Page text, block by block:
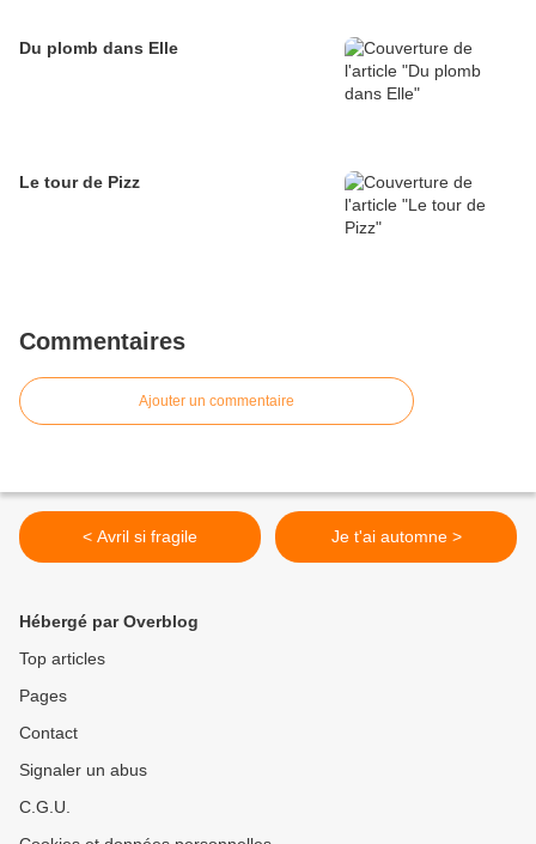
Du plomb dans Elle
Le tour de Pizz
Commentaires
Ajouter un commentaire
< Avril si fragile Je t'ai automne >
Hébergé par Overblog
Top articles
Pages
Contact
Signaler un abus
C.G.U.